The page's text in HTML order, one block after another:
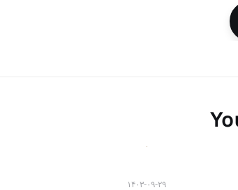
۱۴۰۳-۰۹-۲۹